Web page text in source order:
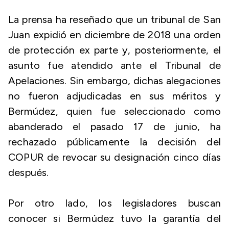
La prensa ha reseñado que un tribunal de San
Juan expidió en diciembre de 2018 una orden
de protección ex parte y, posteriormente, el
asunto fue atendido ante el Tribunal de
Apelaciones. Sin embargo, dichas alegaciones
no fueron adjudicadas en sus méritos y
Bermúdez, quien fue seleccionado como
abanderado el pasado 17 de junio, ha
rechazado públicamente la decisión del
COPUR de revocar su designación cinco días
después.
Por otro lado, los legisladores buscan
conocer si Bermúdez tuvo la garantía del